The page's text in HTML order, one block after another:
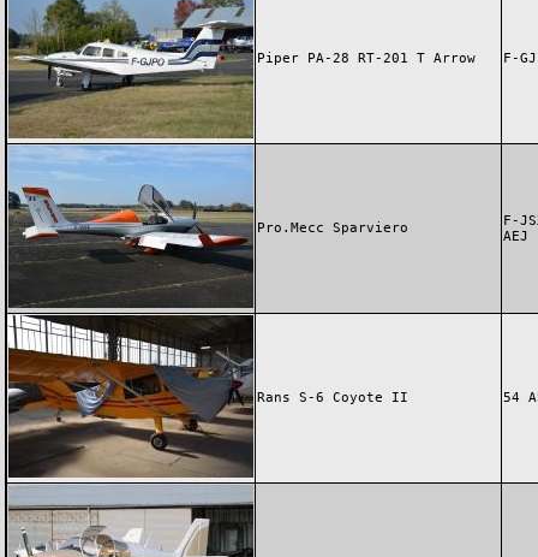
Piper PA-28 RT-201 T Arrow F-
Pro.Mecc Sparviero
F-
AEJ
Rans S-6 Coyote II 54